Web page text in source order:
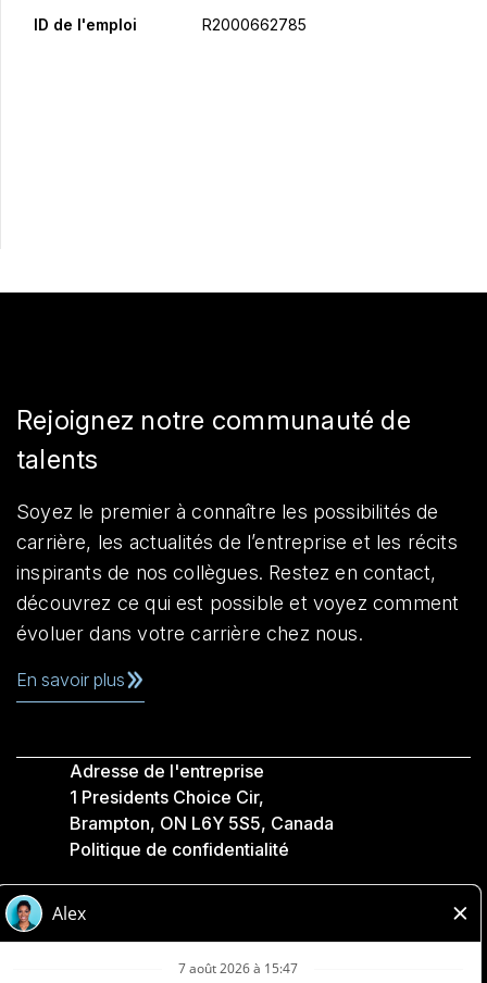
ID de l'emploi R2000662785
Rejoignez notre communauté de
talents
Soyez le premier à connaître les possibilités de
carrière, les actualités de l’entreprise et les récits
inspirants de nos collègues. Restez en contact,
découvrez ce qui est possible et voyez comment
évoluer dans votre carrière chez nous.
En savoir plus
Adresse de l'entreprise
1 Presidents Choice Cir,
Brampton, ON L6Y 5S5, Canada
Politique de confidentialité
Accessibilité